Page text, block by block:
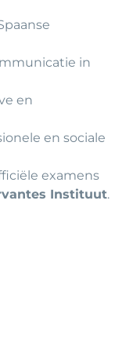
in
en
en sociale
examens
Instituut.